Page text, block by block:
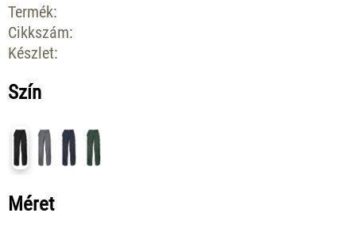
Termék:
Cikkszám:
Készlet:
Szín
Méret